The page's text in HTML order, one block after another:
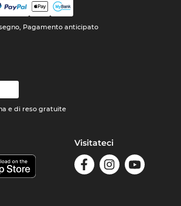
Pagamento anticipato
e di reso gratuite
Visitateci